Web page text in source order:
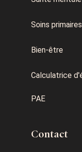
Soins primaires
Bien-être
Calculatrice
PAE
Contact